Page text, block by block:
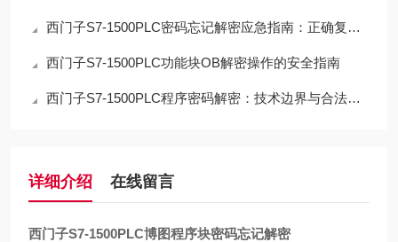
西门子S7-1500PLC密码忘记解密应急指南：正确复位流程与数据取舍
西门子S7-1500PLC功能块OB解密操作的安全指南
西门子S7-1500PLC程序密码解密：技术边界与合法路径的深度解析
详细介绍 在线留言
西门子S7-1500PLC博图程序块密码忘记解密